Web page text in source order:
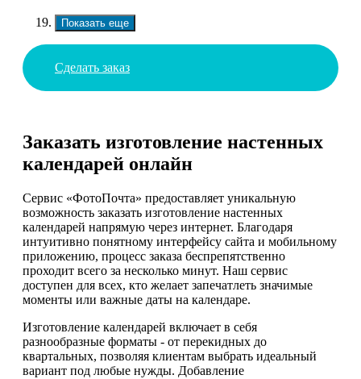
Показать еще
Сделать заказ
Заказать изготовление настенных
календарей онлайн
Сервис «ФотоПочта» предоставляет уникальную
возможность заказать изготовление настенных
календарей напрямую через интернет. Благодаря
интуитивно понятному интерфейсу сайта и мобильному
приложению, процесс заказа беспрепятственно
проходит всего за несколько минут. Наш сервис
доступен для всех, кто желает запечатлеть значимые
моменты или важные даты на календаре.
Изготовление календарей включает в себя
разнообразные форматы - от перекидных до
квартальных, позволяя клиентам выбрать идеальный
вариант под любые нужды. Добавление